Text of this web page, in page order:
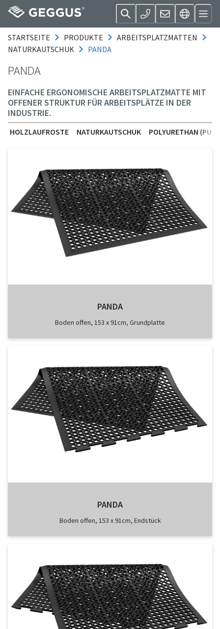
STARTSEITE PRODUKTE
ARBEITSPLATZMATTEN
NATURKAUTSCHUK
PANDA
PANDA
EINFACHE ERGONOMISCHE ARBEITSPLATZMATTE MIT
OFFENER STRUKTUR FÜR ARBEITSPLÄTZE IN DER
INDUSTRIE.
HOLZLAUFROSTE NATURKAUTSCHUK POLYURETHAN (PU)
PANDA
Boden offen, 153 x 91cm, Grundplatte
PANDA
Boden offen, 153 x 91cm, Endstück